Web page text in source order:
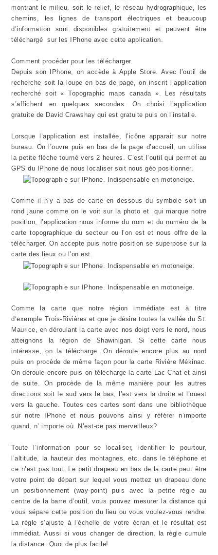
montrant le milieu, soit le relief, le réseau hydrographique, les
chemins, les lignes de transport électriques et beaucoup
d’information sont disponibles gratuitement et peuvent être
téléchargé sur les IPhone avec cette application.
Comment procéder pour les télécharger.
Depuis son IPhone, on accède à Apple Store. Avec l’outil de
recherche soit la loupe en bas de page, on inscrit l’application
recherché soit « Topographic maps canada ». Les résultats
s’affichent en quelques secondes. On choisi l’application
gratuite de David Crawshay qui est gratuite puis on l’installe.
Lorsque l’application est installée, l’icône apparait sur notre
bureau. On l’ouvre puis en bas de la page d’accueil, un utilise
la petite flèche tourné vers 2 heures. C’est l’outil qui permet au
GPS du IPhone de nous localiser soit nous géo positionner.
Comme il n’y a pas de carte en dessous du symbole soit un
rond jaune comme on le voit sur la photo et qui marque notre
position, l’application nous informe du nom et du numéro de la
carte topographique du secteur ou l’on est et nous offre de la
télécharger. On accepte puis notre position se superpose sur la
carte des lieux ou l’on est.
Comme la carte que notre région immédiate est à titre
d‘exemple Trois-Rivières et que je désire toutes la vallée du St.
Maurice, en déroulant la carte avec nos doigt vers le nord, nous
atteignons la région de Shawinigan. Si cette carte nous
intéresse, on la télécharge. On déroule encore plus au nord
puis on procède de même façon pour la carte Rivière Mékinac.
On déroule encore puis on télécharge la carte Lac Chat et ainsi
de suite. On procède de la même manière pour les autres
directions soit le sud vers le bas, l’est vers la droite et l’ouest
vers la gauche. Toutes ces cartes sont dans une bibliothèque
sur notre IPhone et nous pouvons ainsi y référer n’importe
quand, n’ importe où. N’est-ce pas merveilleux?
Toute l’information pour se localiser, identifier le pourtour,
l’altitude, la hauteur des montagnes, etc. dans le téléphone et
ce n’est pas tout. Le petit drapeau en bas de la carte peut être
votre point de départ sur lequel vous mettez un drapeau donc
un positionnement (way-point) puis avec la petite règle au
centre de la barre d’outil, vous pouvez mesurer la distance qui
vous sépare cette position du lieu ou vous voulez-vous rendre.
La règle s’ajuste à l’échelle de votre écran et le résultat est
immédiat. Aussi si vous changer de direction, la règle cumule
la distance. Quoi de plus facile!